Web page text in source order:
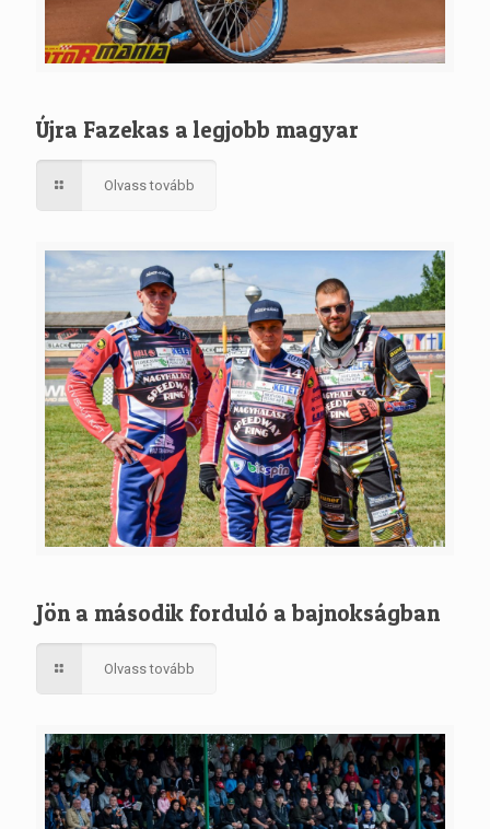
Újra Fazekas a legjobb magyar
Olvass tovább
Jön a második forduló a bajnokságban
Olvass tovább